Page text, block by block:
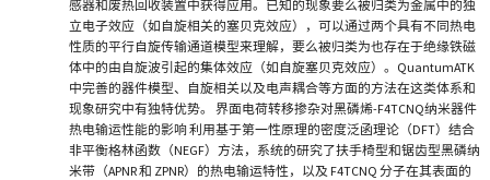
感器和废热回收装置中获得应用。已知的现象要么被归类为金属中的独
立电子效应（如自旋相关的塞贝克效应），可以通过两个具有不同热电
性质的平行自旋传输通道模型来理解，要么被归类为也存在于绝缘铁磁
体中的由自旋波引起的集体效应（如自旋塞贝克效应）。QuantumATK
中完善的器件模型、自旋相关以及电声耦合等方面的方法在这类体系和
现象研究中有独特优势。 界面电荷转移掺杂对黑磷烯-F4TCNQ纳米器件
热电输运性能的影响 利用基于第一性原理的密度泛函理论（DFT）结合
非平衡格林函数（NEGF）方法，系统的研究了扶手椅型和锯齿型黑磷纳
米带（APNR 和 ZPNR）的热电输运特性，以及 F4TCNQ 分子在其表面的